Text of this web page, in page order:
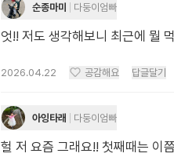
순종마미 다둥이엄빠
엇!! 저도 생각해보니 최근에 뭘
2026.04.22 공감해요 답글달기
아잉타래 다둥이엄빠
헐 저 요즘 그래요!! 첫째때는 이